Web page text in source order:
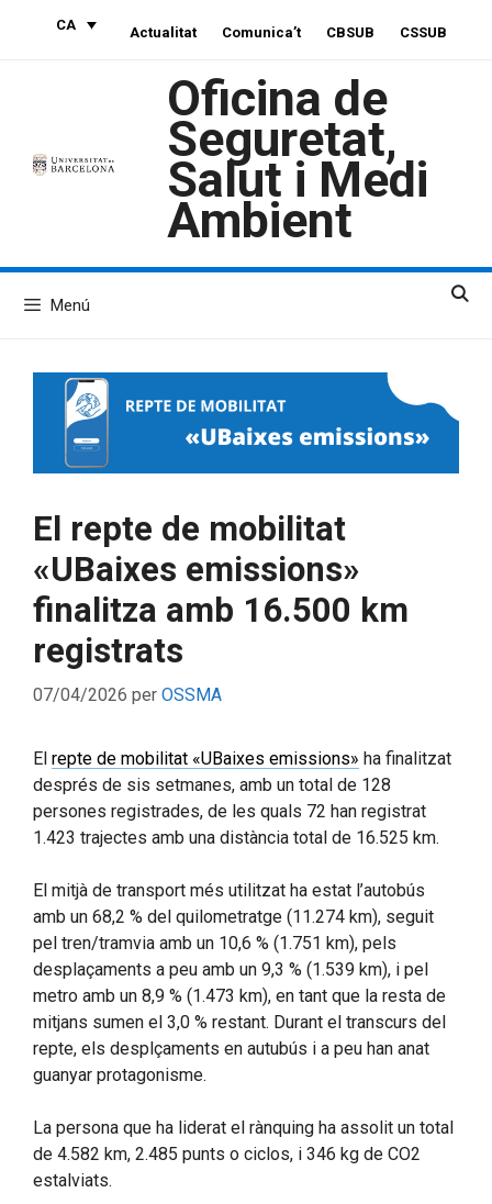
CA Actualitat Comunica’t CBSUB CSSUB
Oficina de
Seguretat,
Salut i Medi
Ambient
Menú
El repte de mobilitat
«UBaixes emissions»
finalitza amb 16.500 km
registrats
07/04/2026 per OSSMA
El repte de mobilitat «UBaixes emissions» ha finalitzat
després de sis setmanes, amb un total de 128
persones registrades, de les quals 72 han registrat
1.423 trajectes amb una distància total de 16.525 km.
El mitjà de transport més utilitzat ha estat l’autobús
amb un 68,2 % del quilometratge (11.274 km), seguit
pel tren/tramvia amb un 10,6 % (1.751 km), pels
desplaçaments a peu amb un 9,3 % (1.539 km), i pel
metro amb un 8,9 % (1.473 km), en tant que la resta de
mitjans sumen el 3,0 % restant. Durant el transcurs del
repte, els desplçaments en autubús i a peu han anat
guanyar protagonisme.
La persona que ha liderat el rànquing ha assolit un total
de 4.582 km, 2.485 punts o ciclos, i 346 kg de CO2
estalviats.